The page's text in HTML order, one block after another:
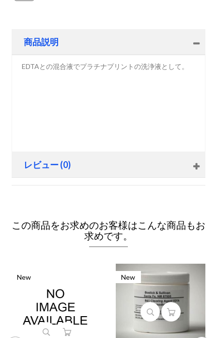
商品説明
EDTAとの混合液でプラチナプリントの洗浄液として。
レビュー (0)
この商品をお求めのお客様はこんな商品もお
求めです。
New New